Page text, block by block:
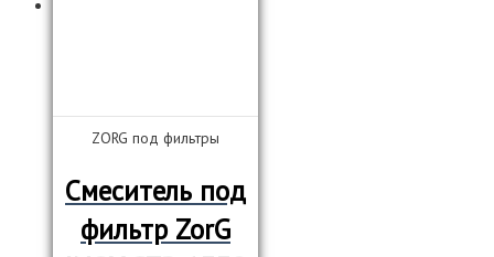
ZORG под фильтры
Смеситель под
фильтр ZorG